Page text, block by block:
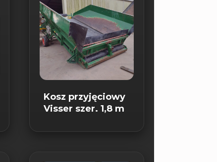
Kosz przyjęciowy
Visser szer. 1,8 m